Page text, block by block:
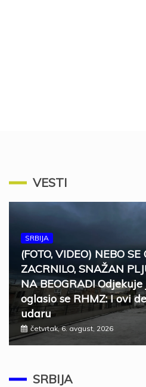
VESTI
SRBIJA
(FOTO, VIDEO) NEBO SE
ZACRNILO, SNAŽAN
NA BEOGRAD!
oglasio se RHMZ: I ovi
udaru
četvrtak, 6. avgust, 2026
SRBIJA